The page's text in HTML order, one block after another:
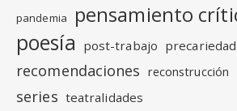
pandemia pensamiento
poesía post-trabajo precariedad
recomendaciones reconstrucción
series teatralidades